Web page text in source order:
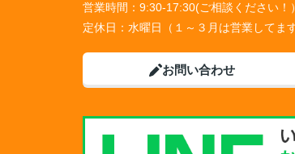
営業時間： 9:30-17:30(ご相談ください！）
定休日： 水曜日（１～３月は営業してま
お問い合わせ